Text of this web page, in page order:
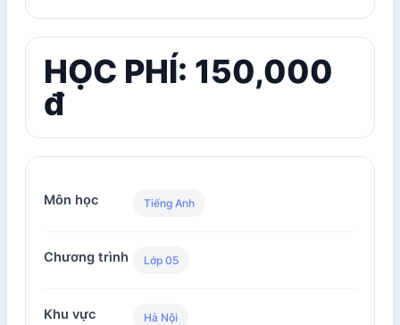
HỌC PHÍ: 150,000
đ
Môn học Tiếng Anh
Chương trình Lớp 05
Khu vực Hà Nội